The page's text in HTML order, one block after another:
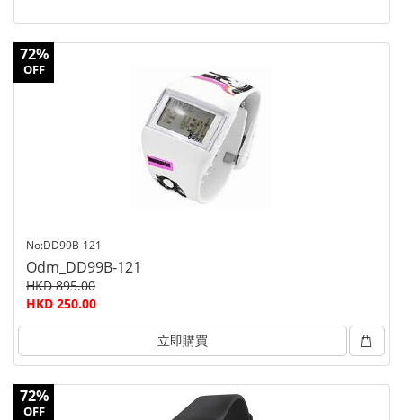
72%
OFF
No:DD99B-121
Odm_DD99B-121
HKD 895.00
HKD 250.00
立即購買
72%
OFF